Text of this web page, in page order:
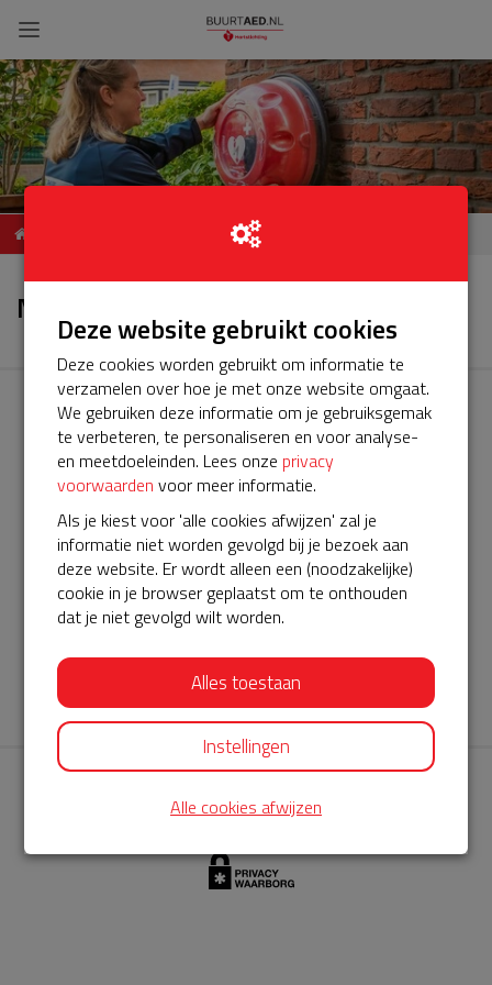
ServiceBuurtAED Gentiaan,
Nieuws
AED360-ProCardio
ServiceBuurtAED wordt aangeboden door de Hartstichting en
AED360-ProCardio. Net als bij BuurtAED is AED360-ProCardio
de leverancier van het servicepakket en ontzorgen zij jou de
komende jaren. AED360-ProCardio is gespecialiseerd in de
levering en het onderhoud van Philips AED’s.
Deze website gebruikt cookies
Deze cookies worden gebruikt om informatie te
verzamelen over hoe je met onze website omgaat.
We gebruiken deze informatie om je gebruiksgemak
te verbeteren, te personaliseren en voor analyse-
en meetdoeleinden. Lees onze privacy
voorwaarden voor meer informatie.
Als je kiest voor 'alle cookies afwijzen' zal je
informatie niet worden gevolgd bij je bezoek aan
deze website. Er wordt alleen een (noodzakelijke)
cookie in je browser geplaatst om te onthouden
dat je niet gevolgd wilt worden.
Alles toestaan
Instellingen
Alle cookies afwijzen